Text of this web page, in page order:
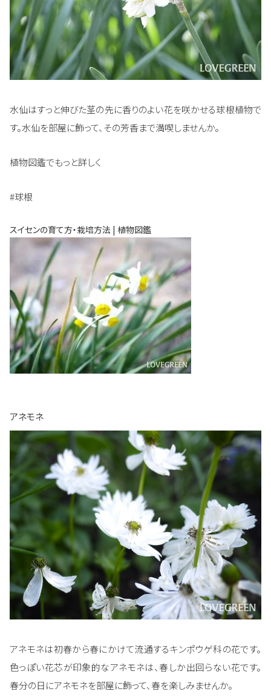
水仙はすっと伸びた茎の先に香りのよい花を咲かせる球根植物で
す。水仙を部屋に飾って、その芳香まで満喫しませんか。
植物図鑑でもっと詳しく
#球根
スイセンの育て方・栽培方法 | 植物図鑑
アネモネ
アネモネは初春から春にかけて流通するキンポウゲ科の花です。
色っぽい花芯が印象的なアネモネは、春しか出回らない花です。
春分の日にアネモネを部屋に飾って、春を楽しみませんか。